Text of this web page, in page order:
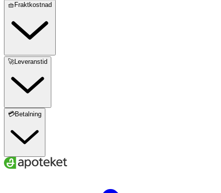
🧺Fraktkostnad
🚀Leveranstid
💳Betalning